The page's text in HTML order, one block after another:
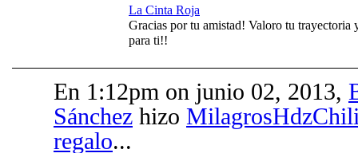
La Cinta Roja
Gracias por tu amistad! Valoro tu trayectoria
para ti!!
En 1:12pm on junio 02, 2013,
Sánchez hizo
regalo...